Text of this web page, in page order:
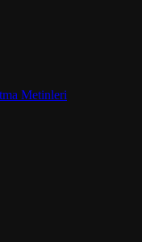
Metinleri